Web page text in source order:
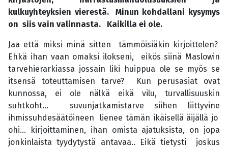
kulkuyhteyksien vierestä. Minun kohdallani kysymys
on siis vain valinnasta. Kaikilla ei ole.
Jaa että miksi minä sitten tämmöisiäkin kirjoittelen?
Ehkä ihan vaan omaksi ilokseni, eikös siinä Maslowin
tarvehierarkiassa jossain liki huippua ole se myös se
itsensä toteuttamisen tarve? Kun perusasiat ovat
kunnossa, ei ole nälkä eikä vilu, turvallisuuskin
suhtkoht... suvunjatkamistarve siihen liittyvine
ihmissuhdesäätöineen lienee tämän ikäisellä äijällä jo
ohi... kirjoittaminen, ihan omista ajatuksista, on jopa
jonkinlaista tyydytystä antavaa.. Eikä tietysti joskus